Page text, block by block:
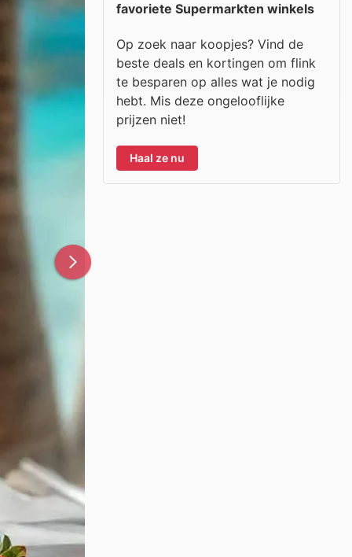
favoriete Supermarkten winkels
Op zoek naar koopjes? Vind de
beste deals en kortingen om flink
te besparen op alles wat je nodig
hebt. Mis deze ongelooflijke
prijzen niet!
Haal ze nu